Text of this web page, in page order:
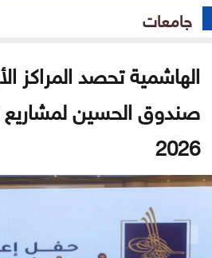
جامعات
الهاشمية تحصد المراكز
صندوق الحسين لمشاريع
2026